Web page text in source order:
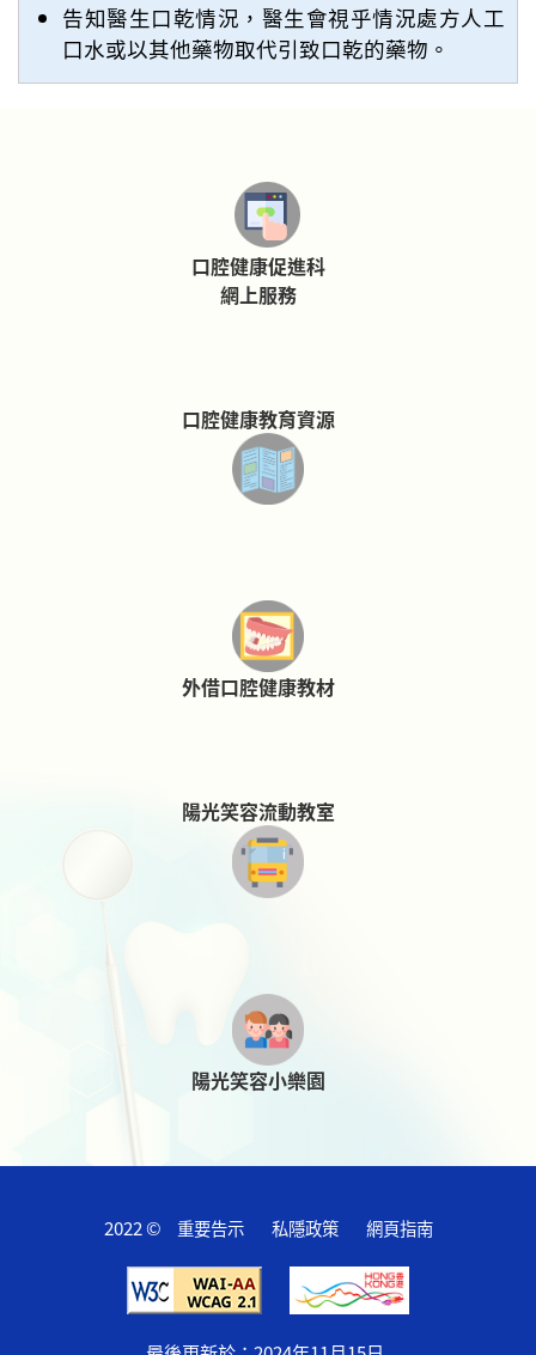
告知醫生口乾情況，醫生會視乎情況處方人工
口水或以其他藥物取代引致口乾的藥物。
口腔健康促進科
網上服務
口腔健康教育資源
外借口腔健康教材
陽光笑容流動教室
陽光笑容小樂園
2022 © 重要告示 私隱政策 網頁指南